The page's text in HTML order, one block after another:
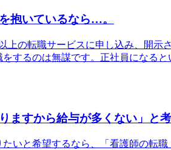
抱いているなら…。
上の転職サービスに申し込み、開示
するのは無謀です。正社員になる
ますから給与が多くない」と
いと希望するなら、「看護師の転